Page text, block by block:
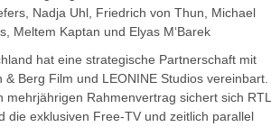
Nadja Uhl, Friedrich von Thun, Michael
Meltem Kaptan und Elyas M‘Barek
hat eine strategische Partnerschaft mit
& Berg Film und LEONINE Studios vereinbart.
mehrjährigen Rahmenvertrag sichert sich RTL
die exklusiven Free-TV und zeitlich parallel